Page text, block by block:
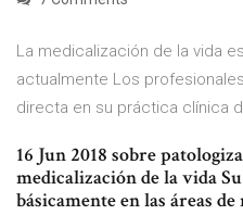
La medicalización de la vida
actualmente Los
directa en su práctica clínica
16 Jun 2018 sobre
medicalización de la vida
básicamente en las áreas